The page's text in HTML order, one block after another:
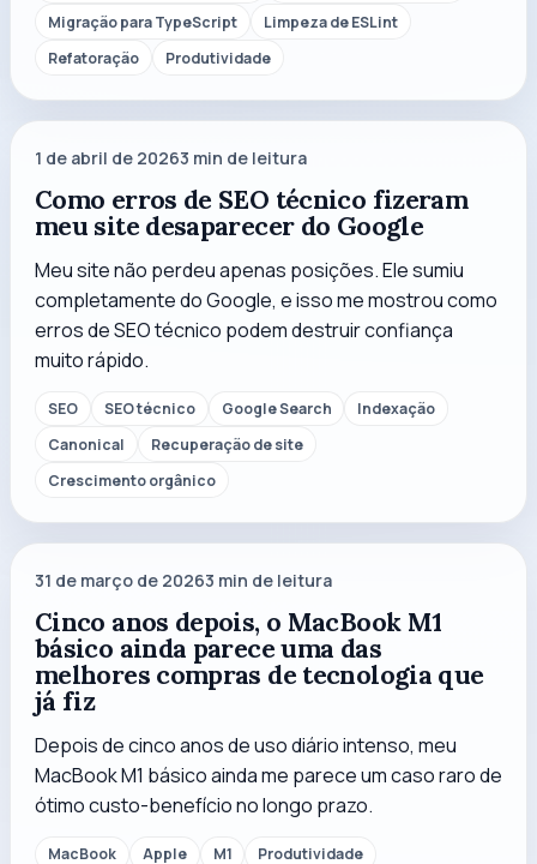
Migração para TypeScript
Limpeza de ESLint
Refatoração
Produtividade
1 de abril de 20263 min de leitura
Como erros de SEO técnico fizeram
meu site desaparecer do Google
Meu site não perdeu apenas posições. Ele sumiu
completamente do Google, e isso me mostrou como
erros de SEO técnico podem destruir confiança
muito rápido.
SEO SEO técnico Google Search
Indexação
Canonical
Recuperação de site
Crescimento orgânico
31 de março de 20263 min de leitura
Cinco anos depois, o MacBook M1
básico ainda parece uma das
melhores compras de tecnologia que
já fiz
Depois de cinco anos de uso diário intenso, meu
MacBook M1 básico ainda me parece um caso raro de
ótimo custo-benefício no longo prazo.
MacBook Apple M1 Produtividade